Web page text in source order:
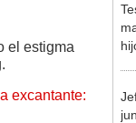
el estigma
excantante: